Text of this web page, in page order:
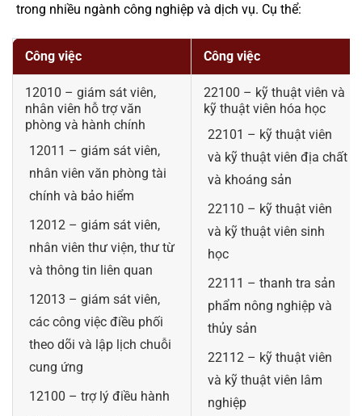
trong nhiều ngành công nghiệp và dịch vụ. Cụ thể:
Công việc Công việc
12010 – giám sát viên,
nhân viên hỗ trợ văn
phòng và hành chính
12011 – giám sát viên,
nhân viên văn phòng tài
chính và bảo hiểm
12012 – giám sát viên,
nhân viên thư viện, thư từ
và thông tin liên quan
12013 – giám sát viên,
các công việc điều phối
theo dõi và lập lịch chuỗi
cung ứng
12100 – trợ lý điều hành
22100 – kỹ thuật viên và
kỹ thuật viên hóa học
22101 – kỹ thuật viên
và kỹ thuật viên địa chất
và khoáng sản
22110 – kỹ thuật viên
và kỹ thuật viên sinh
học
22111 – thanh tra sản
phẩm nông nghiệp và
thủy sản
22112 – kỹ thuật viên
và kỹ thuật viên lâm
nghiệp